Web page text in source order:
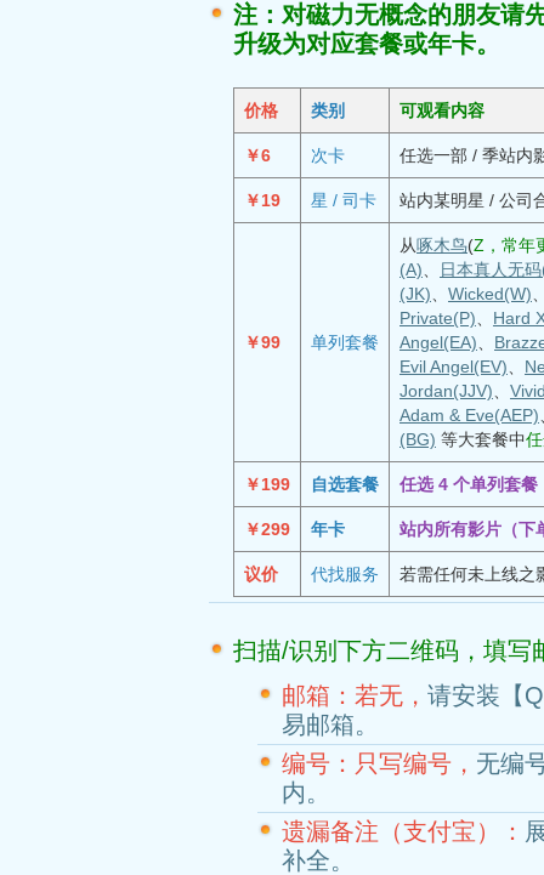
注：对磁力无概念的朋友请
升级为对应套餐或年卡。
价格 类别 可观看内容
￥6 次卡 任选一部 / 季站内
￥19 星 / 司卡 站内某明星 / 公司
￥99 单列套餐
从啄木鸟(Z，常年
(A)
日本真人无
(JK)
Wicked(W)
Private(P)
Hard
Angel(EA)
Evil Angel(EV)
Jordan(JJV)
Adam & Eve(AEP)
(BG) 等大套餐中
￥199 自选套餐 任选 4 个单列套餐
￥299 年卡 站内所有影片（下
议价 代找服务 若需任何未上线之
扫描/识别下方二维码，填写
邮箱：若无， 请安装【
易邮箱。
编号：只写编号， 无编
内。
遗漏备注（支付宝）：
补全。